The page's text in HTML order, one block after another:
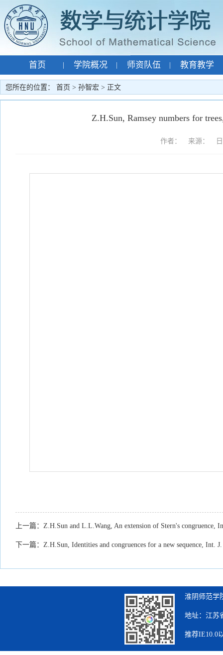
首页 学院概况 师资队伍 教育教学
专题网站 | 孙智宏 |
您所在的位置： 首页 > 孙智宏 > 正文
Z.H.Sun, Ramsey numbers for
作者： 来源： 日
上一篇： Z.H.Sun and L.L.Wang, An extension of Stern's congruence,
下一篇： Z.H.Sun, Identities and congruences for a new sequence, Int.
淮阴师范学
地址：江苏
推荐IE10.0